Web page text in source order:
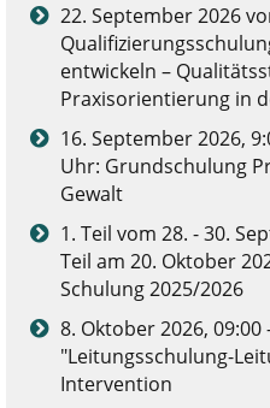
22. September 2026
entwickeln –
Praxisorientierung in
16. September 2026,
Uhr: Grundschulung
Gewalt
1. Teil vom 28. - 30.
Teil am 20. Oktober
Schulung 2025/2026
8. Oktober 2026,
"Leitungsschulung-
Intervention